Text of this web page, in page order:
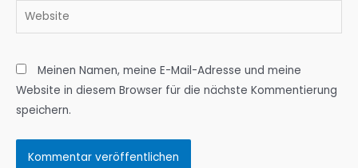
Website
Meinen Namen, meine E-Mail-Adresse und meine
Website in diesem Browser für die nächste Kommentierung
speichern.